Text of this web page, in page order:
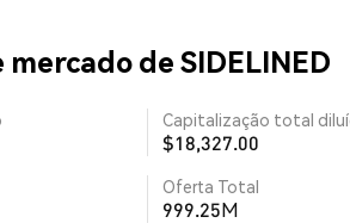
de SIDELINED
Capitalização total
$18,327.00
Oferta Total
999.25M